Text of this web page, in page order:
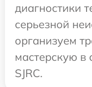
диагностики
серьезной
организуем
мастерскую в
SJRC.